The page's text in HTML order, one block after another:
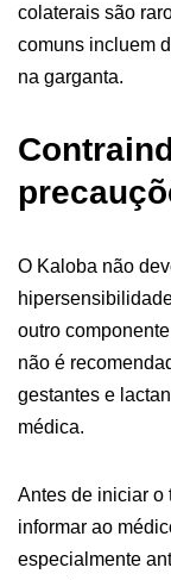
colaterais são
comuns incluem
na garganta.
O Kaloba não
outro
não é
gestantes e
médica.
Antes de iniciar o
informar ao
especialmente